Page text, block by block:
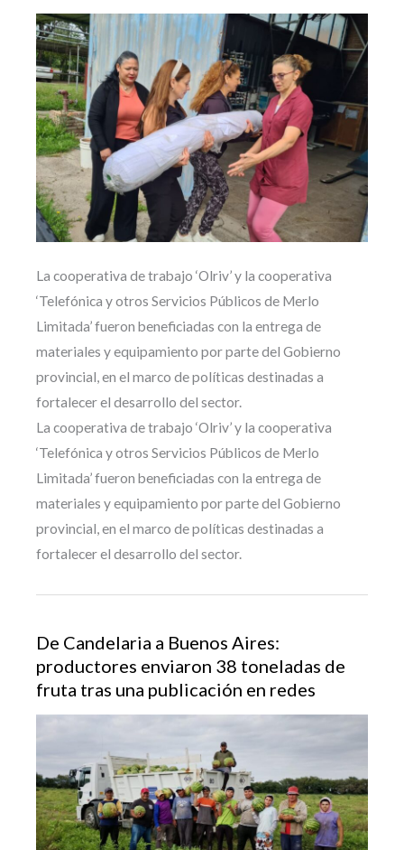
La cooperativa de trabajo ‘Olriv’ y la cooperativa
‘Telefónica y otros Servicios Públicos de Merlo
Limitada’ fueron beneficiadas con la entrega de
materiales y equipamiento por parte del Gobierno
provincial, en el marco de políticas destinadas a
fortalecer el desarrollo del sector.
La cooperativa de trabajo ‘Olriv’ y la cooperativa
‘Telefónica y otros Servicios Públicos de Merlo
Limitada’ fueron beneficiadas con la entrega de
materiales y equipamiento por parte del Gobierno
provincial, en el marco de políticas destinadas a
fortalecer el desarrollo del sector.
De Candelaria a Buenos Aires:
productores enviaron 38 toneladas de
fruta tras una publicación en redes